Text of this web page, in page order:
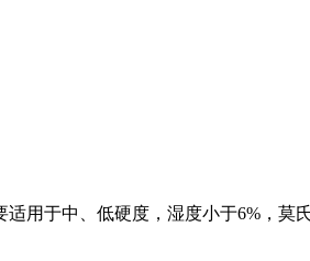
用于中、低硬度，湿度小于6%，